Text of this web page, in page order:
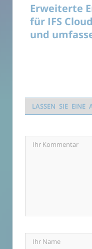
Erweiterte
für IFS
und
LASSEN SIE EINE